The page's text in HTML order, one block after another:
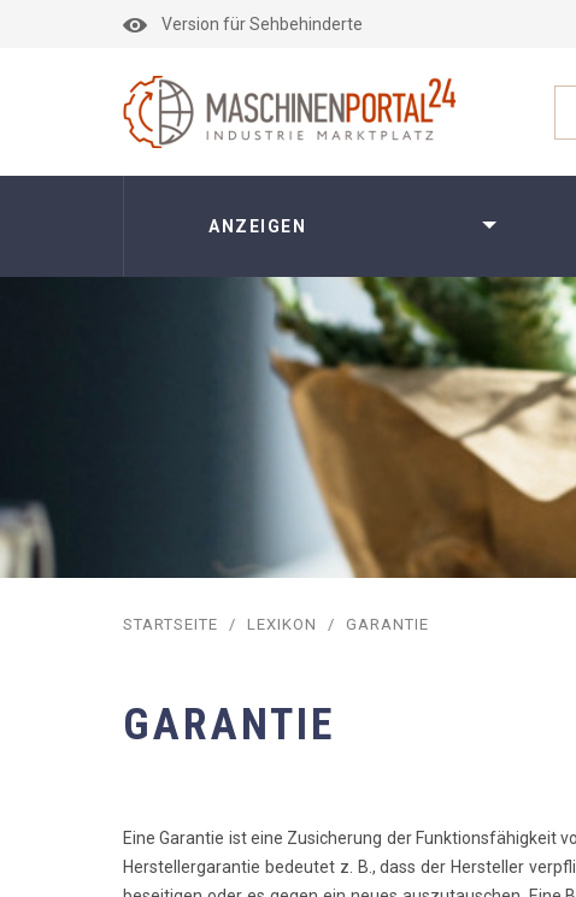
Version für Sehbehinderte
ANZEIGEN
STARTSEITE / LEXIKON / GARANTIE
GARANTIE
Eine Garantie ist eine Zusicherung der Funktionsfähigkeit
Herstellergarantie bedeutet z. B., dass der Hersteller